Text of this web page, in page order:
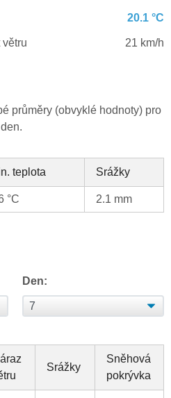
20.1 °C
21 km/h
průměry (obvyklé hodnoty) pro
teplota Srážky
°C 2.1 mm
Den:
Srážky
Sněhová
pokrývka